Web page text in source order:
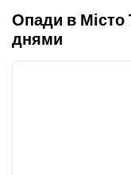
Опади в
днями